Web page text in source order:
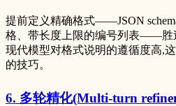
提前定义精确格式——JSON
格、带长度上限的编号列表——胜
现代模型对格式说明的遵循度高,
的技巧。
6. 多轮精化(Multi-turn